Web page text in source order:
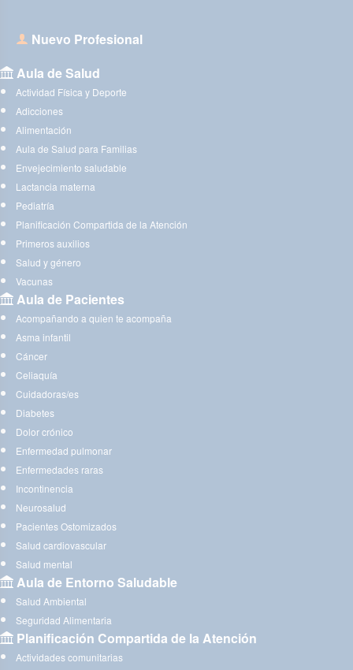
Nuevo Profesional
Aula de Salud
Actividad Física y Deporte
Adicciones
Alimentación
Aula de Salud para Familias
Envejecimiento saludable
Lactancia materna
Pediatría
Planificación Compartida de la Atención
Primeros auxilios
Salud y género
Vacunas
Aula de Pacientes
Acompañando a quien te acompaña
Asma infantil
Cáncer
Celiaquía
Cuidadoras/es
Diabetes
Dolor crónico
Enfermedad pulmonar
Enfermedades raras
Incontinencia
Neurosalud
Pacientes Ostomizados
Salud cardiovascular
Salud mental
Aula de Entorno Saludable
Salud Ambiental
Seguridad Alimentaria
Planificación Compartida de la Atención
Actividades comunitarias